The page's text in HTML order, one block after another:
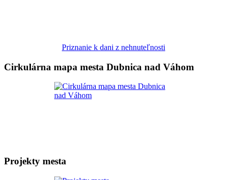
Priznanie k dani z nehnuteľnosti
Cirkulárna mapa mesta Dubnica nad Váhom
Projekty mesta